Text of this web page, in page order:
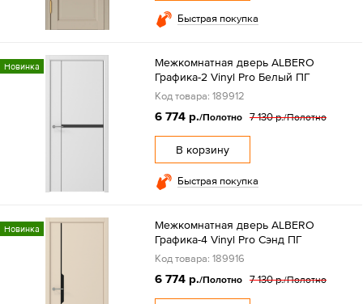
Быстрая покупка
Новинка
Межкомнатная дверь ALBERO
Графика-2 Vinyl Pro Белый ПГ
Код товара: 189912
6 774 р./Полотно 7 130 р./Полотно
В корзину
Быстрая покупка
Новинка
Межкомнатная дверь ALBERO
Графика-4 Vinyl Pro Сэнд ПГ
Код товара: 189916
6 774 р./Полотно 7 130 р./Полотно